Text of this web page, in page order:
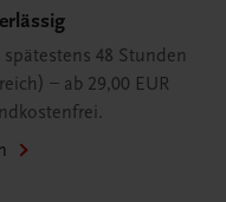
48 Stunden
– ab 29,00 EUR